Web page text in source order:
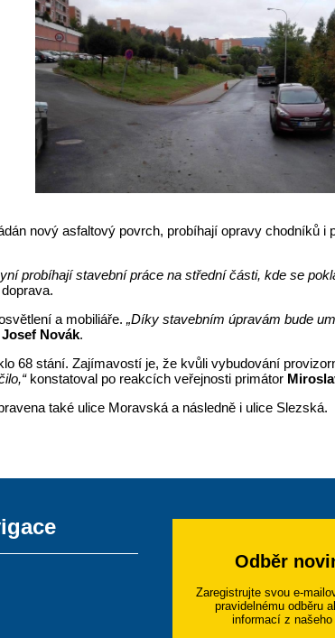
nový asfaltový povrch, probíhají opravy chodníků i
probíhají stavební práce na střední části, kde se
a mobiliáře.„Díky stavebním úpravám bude
Josef Novák.
68 stání. Zajímavostí je, že kvůli vybudování
konstatoval po reakcích veřejnosti primátor
také ulice Moravská a následně i ulice Slezská.
Odběr
Zaregistrujte svou e-
pravidelnému odběru
informací z našeho